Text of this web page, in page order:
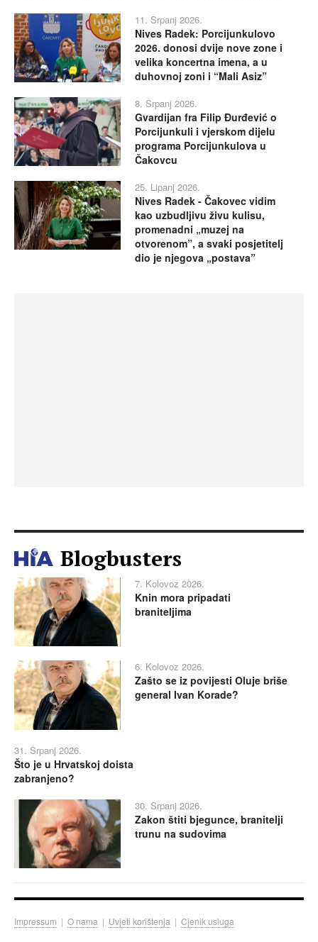
11. Srpanj 2026.
Nives Radek: Porcijunkulovo
2026. donosi dvije nove zone i
velika koncertna imena, a u
duhovnoj zoni i “Mali Asiz”
8. Srpanj 2026.
Gvardijan fra Filip Đurđević o
Porcijunkuli i vjerskom dijelu
programa Porcijunkulova u
Čakovcu
25. Lipanj 2026.
Nives Radek - Čakovec vidim
kao uzbudljivu živu kulisu,
promenadni „muzej na
otvorenom”, a svaki posjetitelj
dio je njegova „postava”
Blogbusters
7. Kolovoz 2026.
Knin mora pripadati
braniteljima
6. Kolovoz 2026.
Zašto se iz povijesti Oluje briše
general Ivan Korade?
31. Srpanj 2026.
Što je u Hrvatskoj doista
zabranjeno?
30. Srpanj 2026.
Zakon štiti bjegunce, branitelji
trunu na sudovima
Impressum | O nama | Uvjeti korištenja | Cjenik usluga